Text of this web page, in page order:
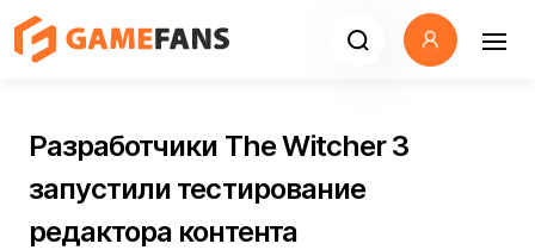
Разработчики The Witcher 3
запустили тестирование
редактора контента